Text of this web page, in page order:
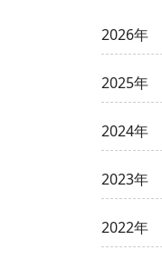
2026年
2025年
2024年
2023年
2022年